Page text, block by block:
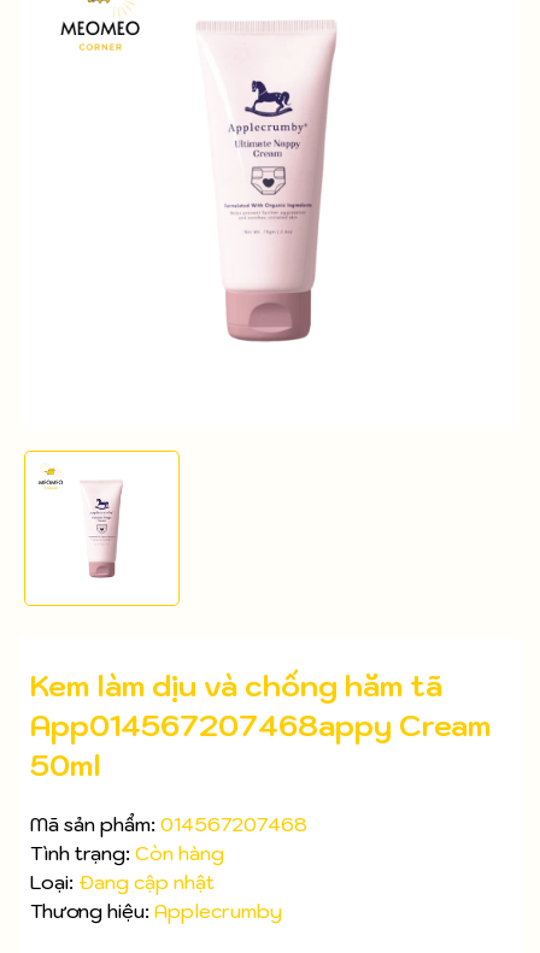
Kem làm dịu và chống hăm tã
App014567207468appy Cream
50ml
Mã sản phẩm: 014567207468
Tình trạng: Còn hàng
Loại: Đang cập nhật
Thương hiệu: Applecrumby